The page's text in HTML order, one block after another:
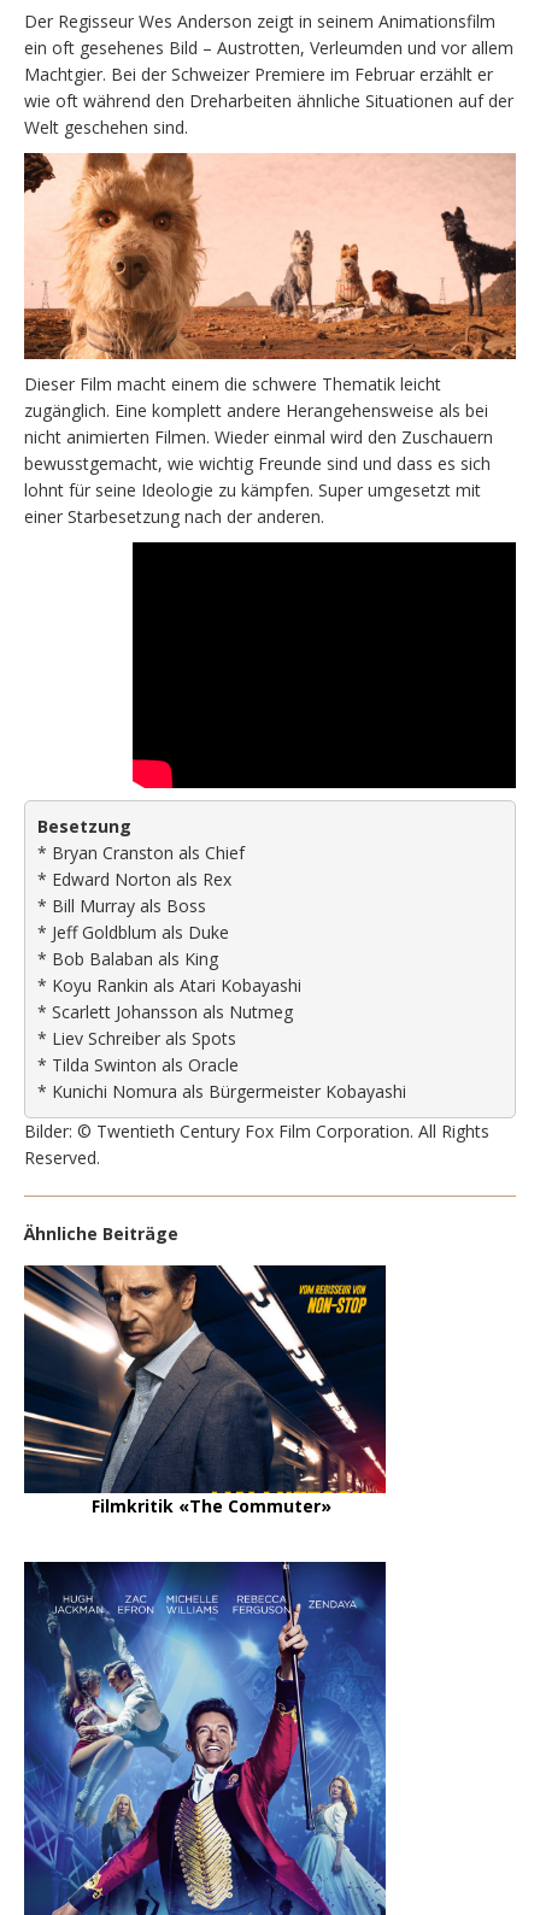
Der Regisseur Wes Anderson zeigt in seinem Animationsfilm
ein oft gesehenes Bild – Austrotten, Verleumden und vor allem
Machtgier. Bei der Schweizer Premiere im Februar erzählt er
wie oft während den Dreharbeiten ähnliche Situationen auf der
Welt geschehen sind.
Dieser Film macht einem die schwere Thematik leicht
zugänglich. Eine komplett andere Herangehensweise als bei
nicht animierten Filmen. Wieder einmal wird den Zuschauern
bewusstgemacht, wie wichtig Freunde sind und dass es sich
lohnt für seine Ideologie zu kämpfen. Super umgesetzt mit
einer Starbesetzung nach der anderen.
Besetzung
* Bryan Cranston als Chief
* Edward Norton als Rex
* Bill Murray als Boss
* Jeff Goldblum als Duke
* Bob Balaban als King
* Koyu Rankin als Atari Kobayashi
* Scarlett Johansson als Nutmeg
* Liev Schreiber als Spots
* Tilda Swinton als Oracle
* Kunichi Nomura als Bürgermeister Kobayashi
Bilder: © Twentieth Century Fox Film Corporation. All Rights
Reserved.
Ähnliche Beiträge
Filmkritik «The Commuter»